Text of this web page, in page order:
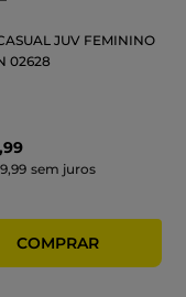
JUV FEMININO
02628
,99
sem juros